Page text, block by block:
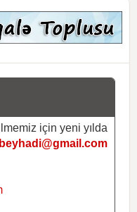
için yeni yılda